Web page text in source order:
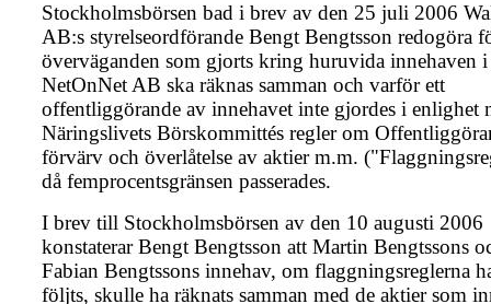
Stockholmsbörsen bad i brev av den 25 juli 2006
AB:s styrelseordförande Bengt Bengtsson redogöra
överväganden som gjorts kring huruvida innehaven i
NetOnNet AB ska räknas samman och varför ett
offentliggörande av innehavet inte gjordes i enlighet
Näringslivets Börskommittés regler om
förvärv och överlåtelse av aktier m.m.
då femprocentsgränsen passerades.
I brev till Stockholmsbörsen av den 10 augusti 2006
konstaterar Bengt Bengtsson att Martin Bengtssons
Fabian Bengtssons innehav, om flaggningsreglerna
följts, skulle ha räknats samman med de aktier som